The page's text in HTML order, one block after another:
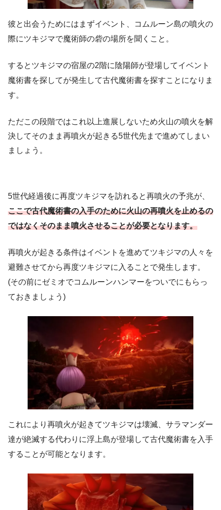
彼と出会うためにはまずイベント、コムルーン島の噴火の
際にツキジマで魔術師の砦の場所を聞くこと。
するとツキジマの宿屋の2階に陰陽師が登場してイベント
魔術書を探してが発生して古代魔術書を探すことになりま
す。
ただこの段階ではこれ以上進展しないため火山の噴火を解
決してそのまま再噴火が起きる5世代先まで進めてしまい
ましょう。
5世代経過後に再度ツキジマを訪れると再噴火の予兆が、
ここで古代魔術書の入手のために火山の再噴火を止めるの
ではなくそのまま噴火させることが必要となります。
再噴火が起きる条件はイベントを進めてツキジマの人々を
避難させてから再度ツキジマに入ることで発生します。
(その前にゼミオでコムルーンハンマーをついでにもらっ
ておきましょう)
これにより再噴火が起きてツキジマは壊滅、サラマンダー
達が絶滅する代わりに浮上島が登場して古代魔術書を入手
することが可能となります。